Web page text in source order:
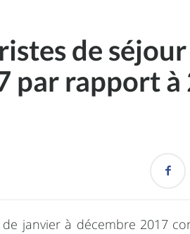
de
par rapport à
janvier à décembre 2017